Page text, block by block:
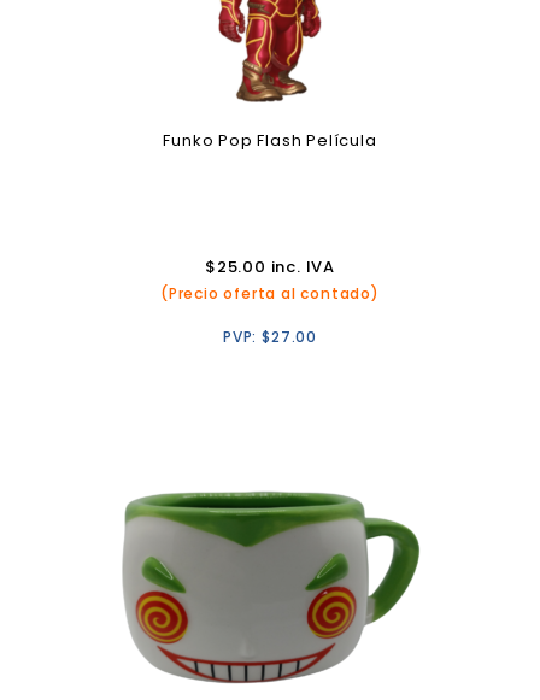
Funko Pop Flash Película
$25.00 inc. IVA
(Precio oferta al contado)
PVP:$27.00